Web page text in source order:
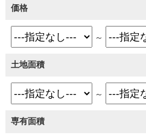
価格
～
土地面積
～
専有面積